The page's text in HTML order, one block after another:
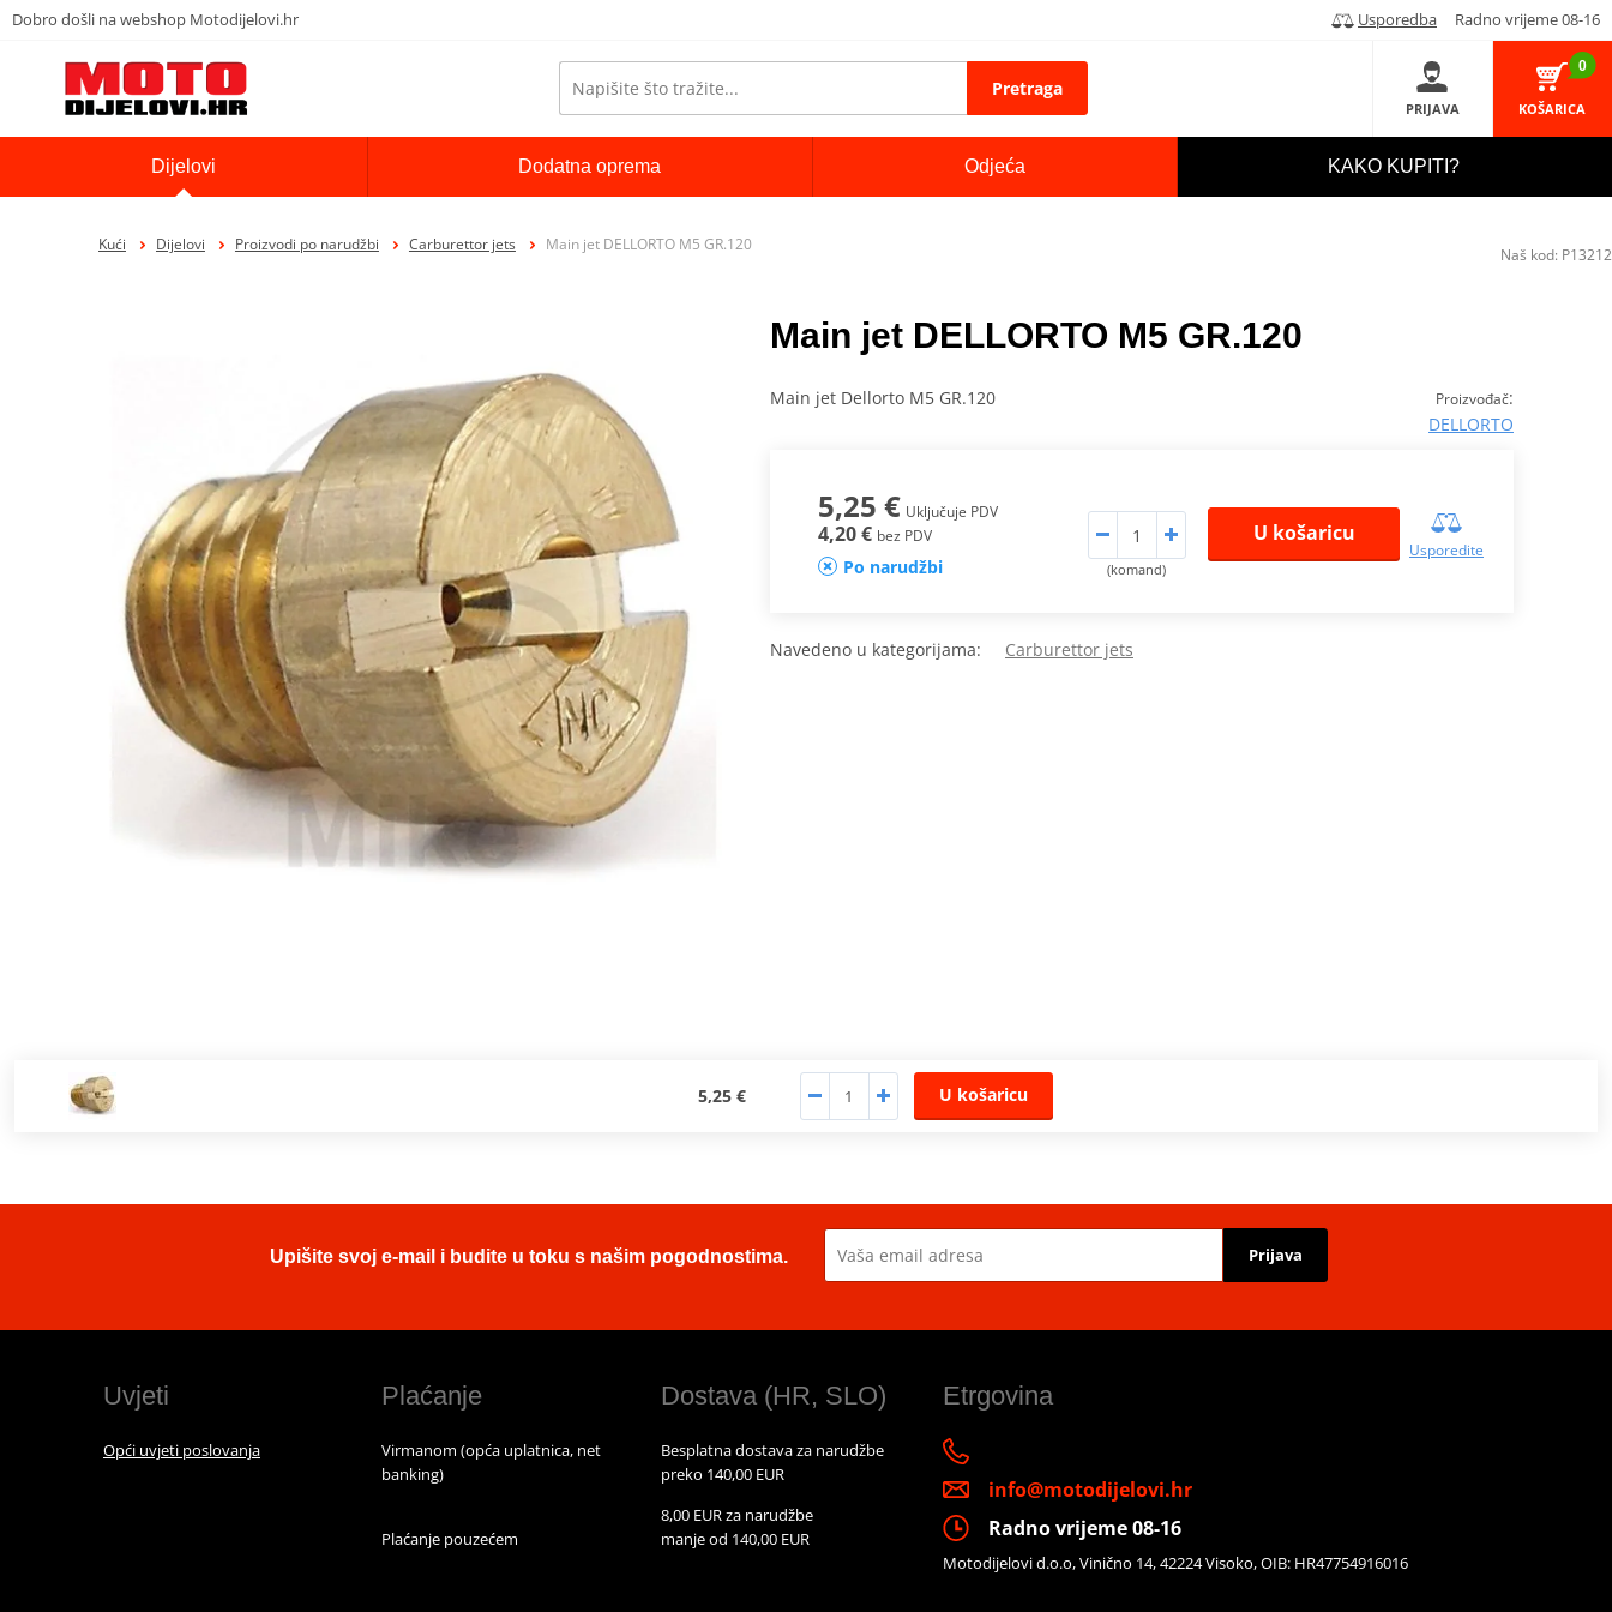
Dobro došli na webshop Motodijelovi.hr Usporedba Radno vrijeme 08-16
Pretraga
PRIJAVA
0
KOŠARICA
Dijelovi Dodatna oprema Odjeća KAKO KUPITI?
Kući Dijelovi Proizvodi po narudžbi Carburettor jets Main jet DELLORTO M5 GR.120
Main jet DELLORTO M5 GR.120
Proizvođač:
DELLORTO
Main jet Dellorto M5 GR.120
5,25 € Uključuje PDV
4,20 € bez PDV
Po narudžbi (komand)
U košaricu
Usporedite
Navedeno u kategorijama: Carburettor jets
5,25 € U košaricu
Naš kod: P13212
Upišite svoj e-mail i budite u toku s našim pogodnostima. Prijava
Uvjeti
Opći uvjeti poslovanja
Plaćanje
Virmanom (opća uplatnica, net
banking)
Plaćanje pouzećem
Dostava (HR, SLO)
Besplatna dostava za narudžbe
preko 140,00 EUR
8,00 EUR za narudžbe
manje od 140,00 EUR
Etrgovina
info@motodijelovi.hr
Radno vrijeme 08-16
Motodijelovi d.o.o, Vinično 14, 42224 Visoko, OIB: HR47754916016